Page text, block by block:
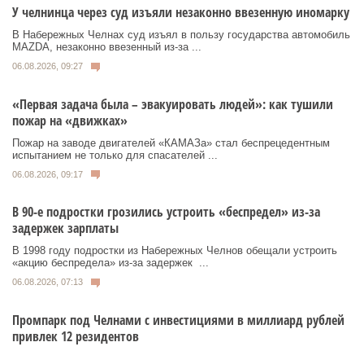
У челнинца через суд изъяли незаконно ввезенную иномарку
В Набережных Челнах суд изъял в пользу государства автомобиль
MAZDA, незаконно ввезенный из‑за ...
06.08.2026, 09:27
«Первая задача была – эвакуировать людей»: как тушили
пожар на «движках»
Пожар на заводе двигателей «КАМАЗа» стал беспрецедентным
испытанием не только для спасателей ...
06.08.2026, 09:17
В 90-е подростки грозились устроить «беспредел» из-за
задержек зарплаты
В 1998 году подростки из Набережных Челнов обещали устроить
«акцию беспредела» из‑за задержек ...
06.08.2026, 07:13
Промпарк под Челнами с инвестициями в миллиард рублей
привлек 12 резидентов